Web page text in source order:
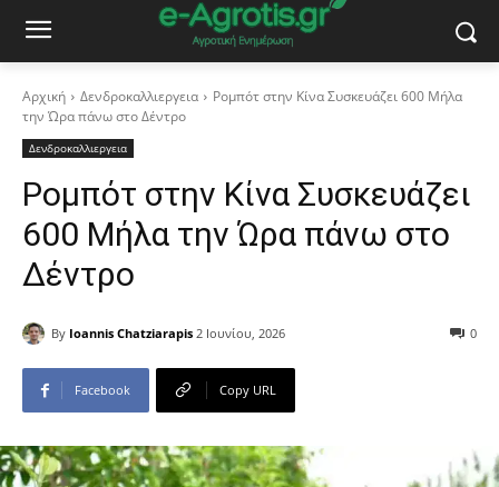
Αρχική Δενδροκαλλιεργεια
Ρομπότ στην Κίνα Συσκευάζει 600 Μήλα
την Ώρα πάνω στο Δέντρο
Δενδροκαλλιεργεια
Ρομπότ στην Κίνα Συσκευάζει
600 Μήλα την Ώρα πάνω στο
Δέντρο
By Ioannis Chatziarapis 2 Ιουνίου, 2026 0
Facebook Copy URL